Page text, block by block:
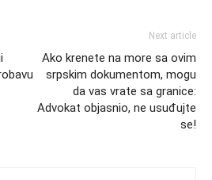
Next article
Ako krenete na more sa ovim
srpskim dokumentom, mogu
da vas vrate sa granice:
Advokat objasnio, ne usuđujte
se!